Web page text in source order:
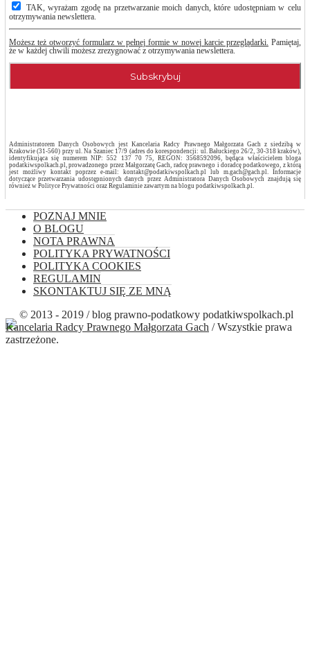
TAK, wyrażam zgodę na przetwarzanie moich danych, które udostępniam w celu
otrzymywania newslettera.
Możesz też otworzyć formularz w pełnej formie w nowej karcie przeglądarki. Pamiętaj,
że w każdej chwili możesz zrezygnować z otrzymywania newslettera.
Administratorem Danych Osobowych jest Kancelaria Radcy Prawnego Małgorzata Gach z siedzibą w
Krakowie (31-560) przy ul. Na Szaniec 17/9 (adres do korespondencji: ul. Bałuckiego 26/2, 30-318 kraków),
identyfikująca się numerem NIP: 552 137 70 75, REGON: 3568592096, będąca właścicielem bloga
podatkiwspolkach.pl, prowadzonego przez Małgorzatę Gach, radcę prawnego i doradcę podatkowego, z którą
jest możliwy kontakt poprzez e-mail: kontakt@podatkiwspolkach.pl lub m.gach@gach.pl. Informacje
dotyczące przetwarzania udostępnionych danych przez Administratora Danych Osobowych znajdują się
również w Polityce Prywatności oraz Regulaminie zawartym na blogu podatkiwspolkach.pl.
POZNAJ MNIE
O BLOGU
NOTA PRAWNA
POLITYKA PRYWATNOŚCI
POLITYKA COOKIES
REGULAMIN
SKONTAKTUJ SIĘ ZE MNĄ
© 2013 - 2019 / blog prawno-podatkowy podatkiwspolkach.pl
Kancelaria Radcy Prawnego Małgorzata Gach / Wszystkie prawa
zastrzeżone.